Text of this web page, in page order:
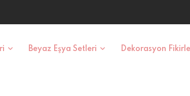
Beyaz Eşya Setleri Dekorasyon